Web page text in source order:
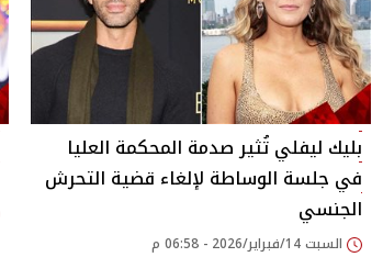
بليك ليفلي تُثير صدمة المحكمة العليا
في جلسة الوساطة لإلغاء قضية التحرش
الجنسي
السبت 14/فبراير/2026 - 06:58 م